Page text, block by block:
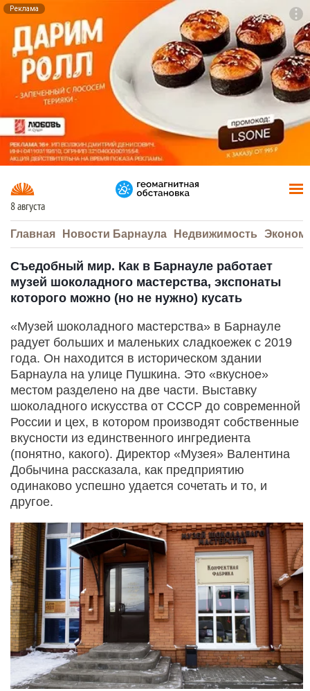
Реклама
8 августа
Главная Новости Барнаула Недвижимость
Съедобный мир. Как в Барнауле работает
музей шоколадного мастерства, экспонаты
которого можно (но не нужно) кусать
«Музей шоколадного мастерства» в Барнауле
радует больших и маленьких сладкоежек с 2019
года. Он находится в историческом здании
Барнаула на улице Пушкина. Это «вкусное»
местом разделено на две части. Выставку
шоколадного искусства от СССР до современной
России и цех, в котором производят собственные
вкусности из единственного ингредиента
(понятно, какого). Директор «Музея» Валентина
Добычина рассказала, как предприятию
одинаково успешно удается сочетать и то, и
другое.